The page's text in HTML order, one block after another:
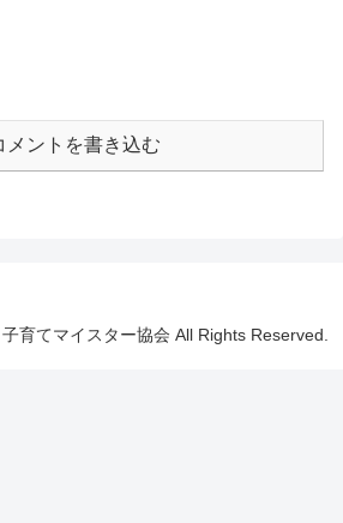
メントを書き込む
育てマイスター協会 All Rights Reserved.